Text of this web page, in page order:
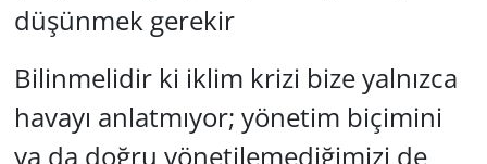
düşünmek gerekir
Bilinmelidir ki iklim krizi bize yalnızca
havayı anlatmıyor; yönetim biçimini
ya da doğru yönetilemediğimizi de